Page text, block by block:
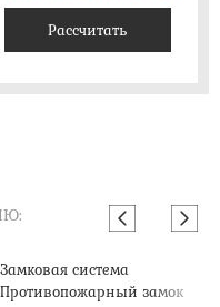
Рассчитать
Замковая система
Противопожарный замок